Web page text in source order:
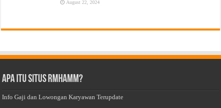
August 22, 2024
Apa Itu Situs Rmhamm?
Info Gaji dan Lowongan Karyawan Terupdate